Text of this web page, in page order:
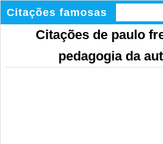
Citações famosas
Citações de paulo
pedagogia da